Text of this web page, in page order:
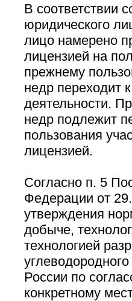
В соответствии
юридического
лицо намерено
лицензией на
прежнему
недр переходит
деятельности.
недр подлежит
пользования
лицензией.
Согласно п. 5
Федерации от
утверждения
добыче,
технологией
России по
конкретному